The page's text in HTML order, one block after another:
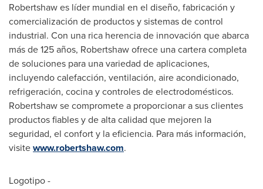
Robertshaw es líder mundial en el diseño, fabricación y
comercialización de productos y sistemas de control
industrial. Con una rica herencia de innovación que abarca
más de 125 años, Robertshaw ofrece una cartera completa
de soluciones para una variedad de aplicaciones,
incluyendo calefacción, ventilación, aire acondicionado,
refrigeración, cocina y controles de electrodomésticos.
Robertshaw se compromete a proporcionar a sus clientes
productos fiables y de alta calidad que mejoren la
seguridad, el confort y la eficiencia. Para más información,
visitewww.robertshaw.com.
Logotipo -